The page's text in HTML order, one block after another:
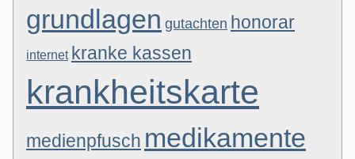
grundlagen gutachten honorar
internet kranke kassen
krankheitskarte
medienpfusch medikamente